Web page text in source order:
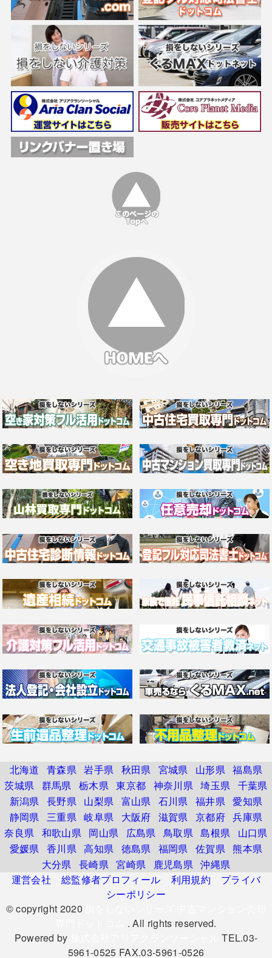
北海道 青森県 岩手県 秋田県 宮城県 山形県 福島県
茨城県 群馬県 栃木県 東京都 神奈川県 埼玉県 千葉県
新潟県 長野県 山梨県 富山県 石川県 福井県 愛知県
静岡県 三重県 岐阜県 大阪府 滋賀県 京都府 兵庫県
奈良県 和歌山県 岡山県 広島県 鳥取県 島根県
山口県
愛媛県 香川県 高知県 徳島県 福岡県 佐賀県 熊本県
大分県 長崎県 宮崎県 鹿児島県 沖縄県
運営会社
総監修者プロフィール 利用規約
プライバ
シーポリシー
© copyright 2020
. All rights reserved.
Powered by
TEL.03-
5961-0525 FAX.03-5961-0526